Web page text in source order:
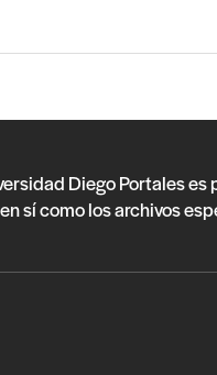
Diego Portales
sí como los archivos